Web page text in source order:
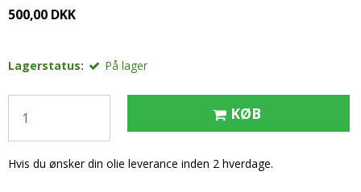
500,00 DKK
Lagerstatus: På lager
KØB
Hvis du ønsker din olie leverance inden 2 hverdage.